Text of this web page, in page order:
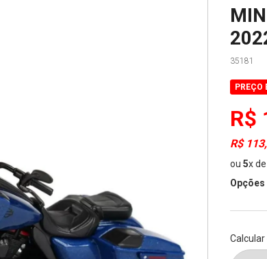
35181
PREÇO
R$
R$
ou 5xde
Calcular